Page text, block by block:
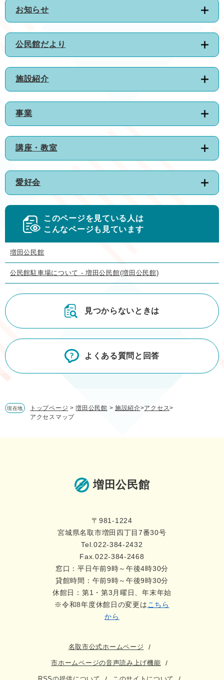
お知らせ
公民館だより
施設紹介
事業
講座・教室
愛好会
このページを見ている人は
こんなページも見ています
増田公民館
公民館駐車場について - 増田公民館(増田公民館)
見つからないときは
よくある質問と回答
現在地 トップページ > 増田公民館 > 施設紹介>アクセス>
アクセスマップ
増田公民館
〒981-1224
宮城県名取市増田四丁目7番30号
Tel.022-384-2432
Fax.022-384-2468
窓口：平日午前9時～午後4時30分
貸館時間：午前9時～午後9時30分
休館日：第1・第3月曜日、年末年始
※令和8年度休館日の変更は こちら
から
名取市公式ホームページ
市ホームページの音声読み上げ機能